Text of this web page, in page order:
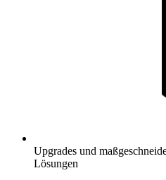
Upgrades und
Lösungen